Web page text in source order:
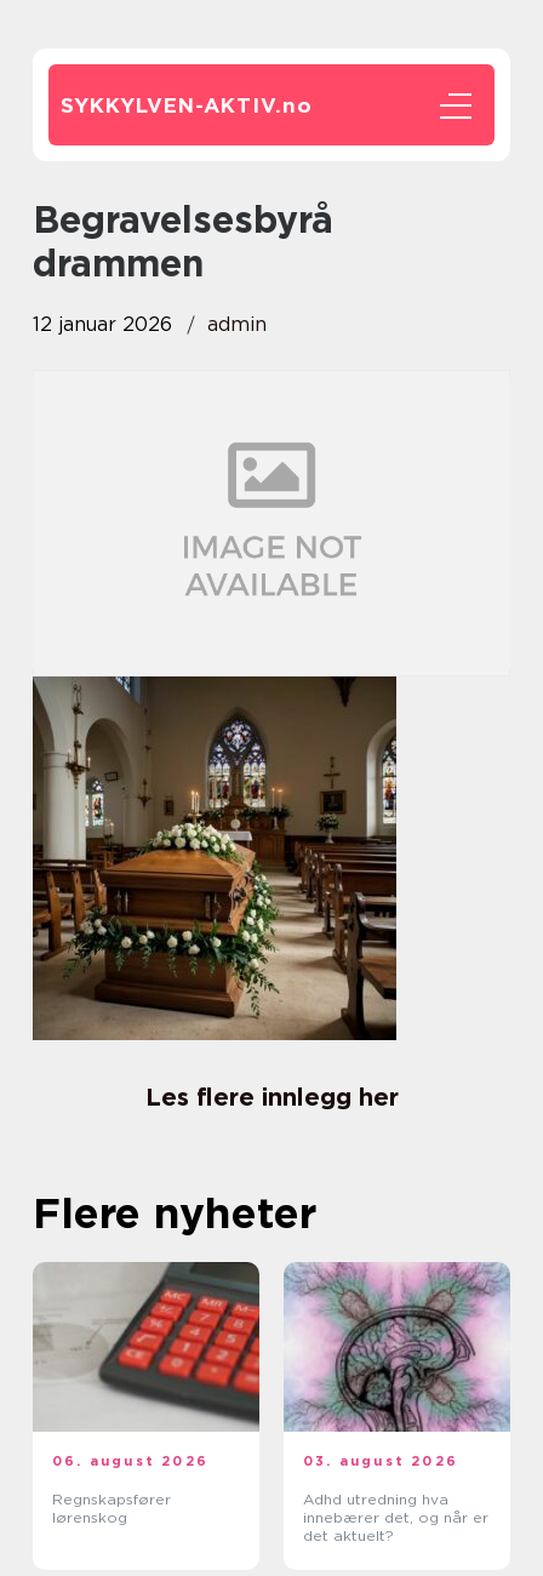
SYKKYLVEN-AKTIV.no
begravelsesbyrå
drammen
12 januar 2026 admin
Les flere innlegg her
Flere nyheter
06. august 2026
Regnskapsfører
lørenskog
03. august 2026
Adhd utredning hva
innebærer det, og når er
det aktuelt?